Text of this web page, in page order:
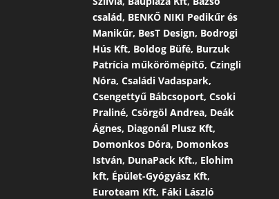
család, BENKŐ NIKI Pedikűr és
Manikűr, BesT Design, Bodrogi
Hús Kft, Boldog Büfé, Burzuk
Patrícia műkörömépítő, Czingli
Nóra, Családi Vadaspark,
Csengettyű Bábcsoport, Csoki
Praliné, Csörgöl Andrea, Deák
Ágnes, Diagonál Plusz Kft,
Domonkos Dóra, Domonkos
István, DunaPack Kft., Elohim
kft, Épület-Gyógyász Kft,
Euroteam Kft, Fáki László